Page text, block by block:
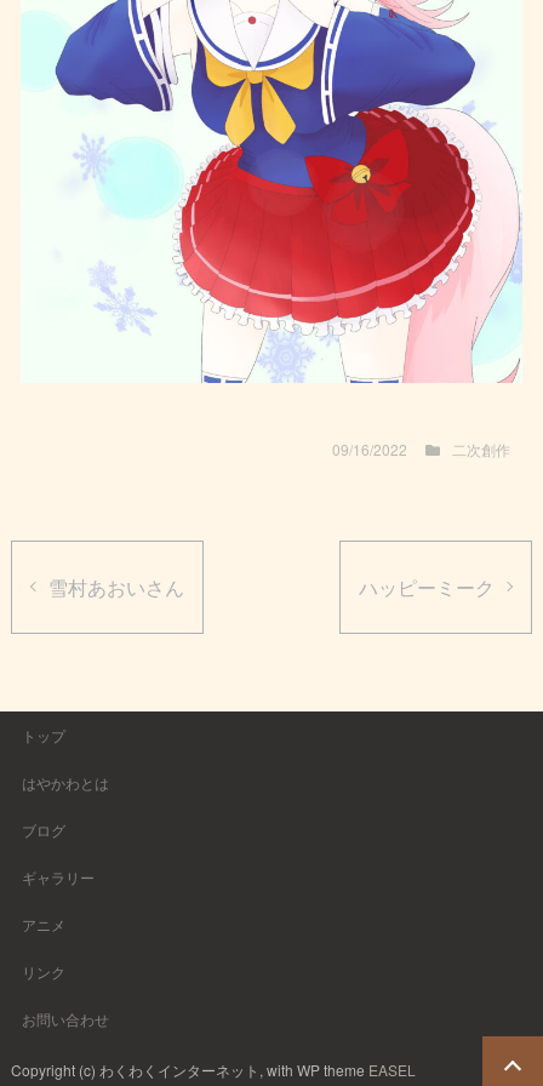
09/16/2022 二次創作
雪村あおいさん ハッピーミーク
トップ
はやかわとは
ブログ
ギャラリー
アニメ
リンク
お問い合わせ
Copyright (c) わくわくインターネット, with WP theme EASEL